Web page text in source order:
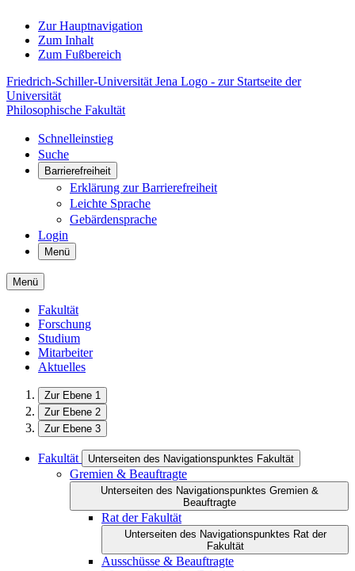
Zur Hauptnavigation
Zum Inhalt
Zum Fußbereich
Friedrich-Schiller-Universität Jena Logo - zur Startseite der
Universität
Philosophische Fakultät
Schnelleinstieg
Suche
Barrierefreiheit
Erklärung zur Barrierefreiheit
Leichte Sprache
Gebärdensprache
Login
Menü
Menü
Fakultät
Forschung
Studium
Mitarbeiter
Aktuelles
Zur Ebene 1
Zur Ebene 2
Zur Ebene 3
Fakultät Unterseiten des Navigationspunktes Fakultät
Gremien & Beauftragte
Unterseiten des Navigationspunktes Gremien &
Beauftragte
Rat der Fakultät
Unterseiten des Navigationspunktes Rat der
Fakultät
Ausschüsse & Beauftragte